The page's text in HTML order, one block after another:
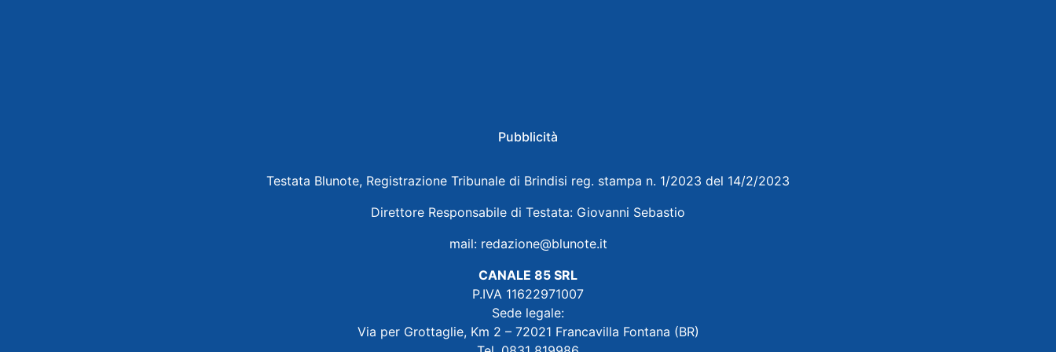
Pubblicità
Testata Blunote, Registrazione Tribunale di Brindisi reg. stampa n. 1/2023 del 14/2/2023
Direttore Responsabile di Testata: Giovanni Sebastio
mail: redazione@blunote.it
CANALE 85 SRL
P.IVA 11622971007
Sede legale:
Via per Grottaglie, Km 2 – 72021 Francavilla Fontana (BR)